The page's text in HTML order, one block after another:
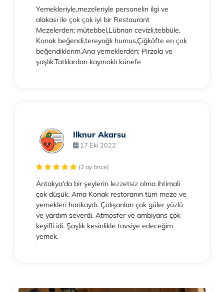
Yemekleriyle,mezeleriyle personelin ilgi ve
alakası ile çok çok iyi bir Restaurant
Mezelerden; mütebbel,Lübnan cevizli,tebbüle,
Konak beğendi,tereyağlı humus,Çiğköfte en çok
beğendiklerim.Ana yemeklerden; Pirzola ve
şaşlık.Tatlılardan kaymaklı künefe
Ilknur Akarsu
17 Eki 2022
(2 ay önce)
Antakya'da bir şeylerin lezzetsiz olma ihtimali
çok düşük. Ama Konak restoranın tüm meze ve
yemekleri harikaydı. Çalışanları çok güler yüzlü
ve yardım severdi. Atmosfer ve ambiyans çok
keyifli idi. Şaşlık kesinlikle tavsiye edeceğim
yemek.